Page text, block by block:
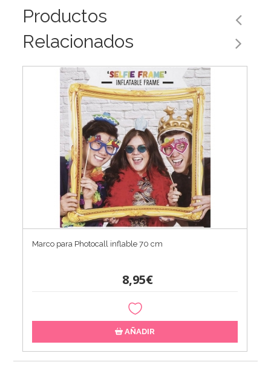
Productos
Relacionados
Marco para Photocall inflable 70 cm
8,95€
AÑADIR